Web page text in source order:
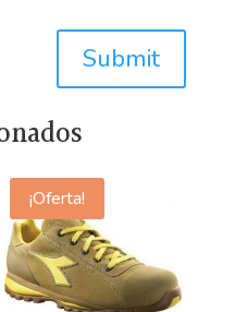
Submit
¡Oferta!